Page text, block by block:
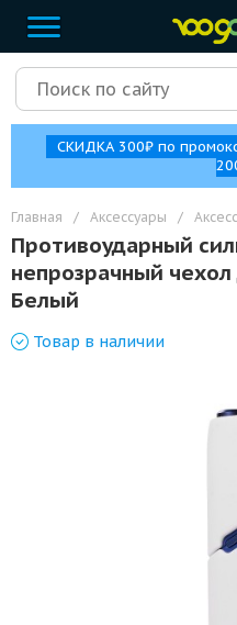
СКИДКА 300₽ по
Главная / Аксессуары /
Противоударный
непрозрачный
Белый
Товар в наличии